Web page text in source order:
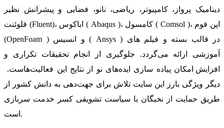
دینامیک پرواز، کامپیوتر، ریاضی، نانو، فضایی و پیشرانش نظیر
فلوئنت (Fluent)، اباکوس ( Abaqus )، کامسول ( Comsol )، اپن فوم
(OpenFoam ) و انسیس ( Ansys ) در قالب بسته‌ و فیلم های
آموزشی ارائه می‌گردد. جلوگیری از انجام تحقیقات تکراری و
افزایش امکان پیاده سازی ایده‌های نو از نتایج این فعالیت‌هاست.
دیگر ویژگی بارز این سایت تلاش برای جهت‌دهی به دانش کشور از
طریق حمایت از نخبگان با سیاست تشویقی کسر خدمت سربازی
است.